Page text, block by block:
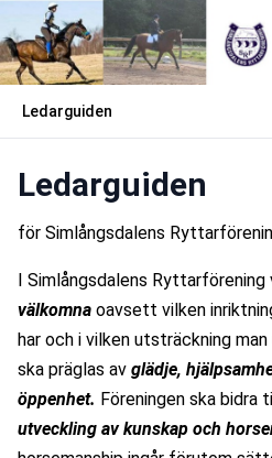
Ledarguiden
Ledarguiden
för Simlångsdalens
I Simlångsdalens
välkomna oavsett vilken
har och i vilken utsträckning
ska präglas av glädje,
öppenhet.
utveckling av kunskap och